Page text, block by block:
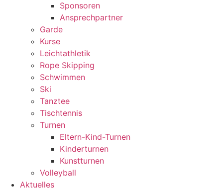
Sponsoren
Ansprechpartner
Garde
Kurse
Leichtathletik
Rope Skipping
Schwimmen
Ski
Tanztee
Tischtennis
Turnen
Eltern-Kind-Turnen
Kinderturnen
Kunstturnen
Volleyball
Aktuelles